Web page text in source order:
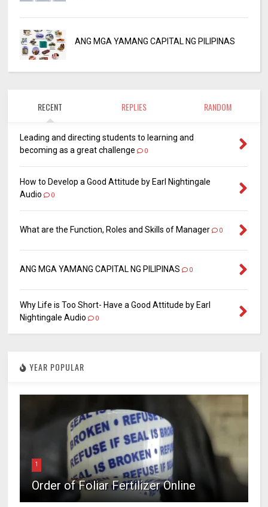
ANG MGA YAMANG CAPITAL NG PILIPINAS
RECENT REPLIES RANDOM
Leading and directing students to learning and
becoming as a great challenge
0
How to Develop a Good Attitude by Earl Nightingale
Audio
0
What are the Function, Roles and Skills of Manager 0
ANG MGA YAMANG CAPITAL NG PILIPINAS 0
Why Life is Too Short- Have a Good Attitude by Earl
Nightingale Audio
0
YEAR POPULAR
1
Order of Foliar Fertilizer Online